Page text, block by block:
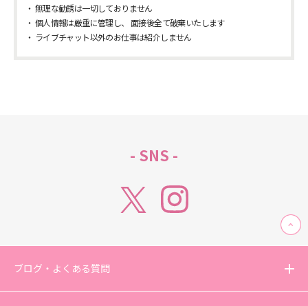
無理な勧誘は一切しておりません
個人情報は厳重に管理し、 面接後全て破棄いたします
ライブチャット以外のお仕事は紹介しません
- SNS -
ブログ・よくある質問